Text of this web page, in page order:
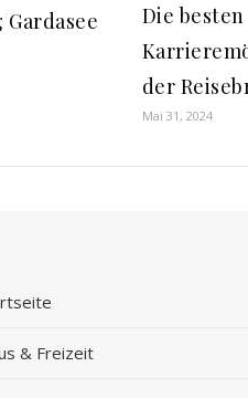
Die besten
der
Mai 31, 2024
& Freizeit